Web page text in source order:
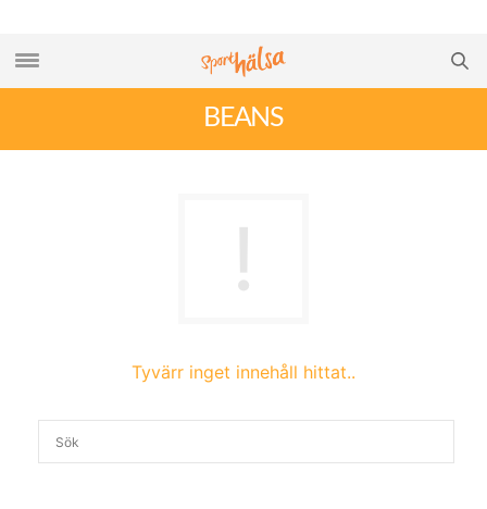
BEANS
Tyvärr inget innehåll hittat..